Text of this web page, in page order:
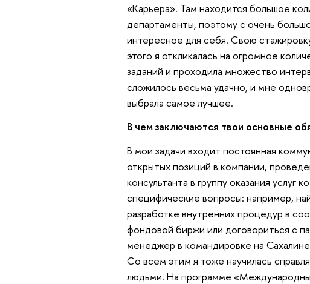
«Карьера». Там находится большое
департаменты, поэтому с очень
интересное для себя. Свою
этого я откликалась на огромное
заданий и проходила множество
сложилось весьма удачно, и мне
выбрала самое лучшее.
В чем заключаются твои основные
В мои задачи входит постоянная
открытых позиций в компании,
консультанта в группу оказания
специфические вопросы: например,
разработке внутренних процедур в
фондовой биржи или договориться с
менеджер в командировке на
Со всем этим я тоже научилась
людьми. На программе